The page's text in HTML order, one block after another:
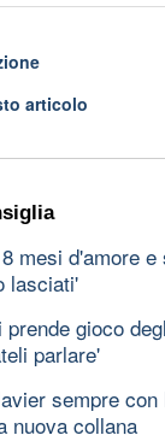
articolo
mesi d'amore
lasciati'
gioco
parlare'
sempre
nuova collana